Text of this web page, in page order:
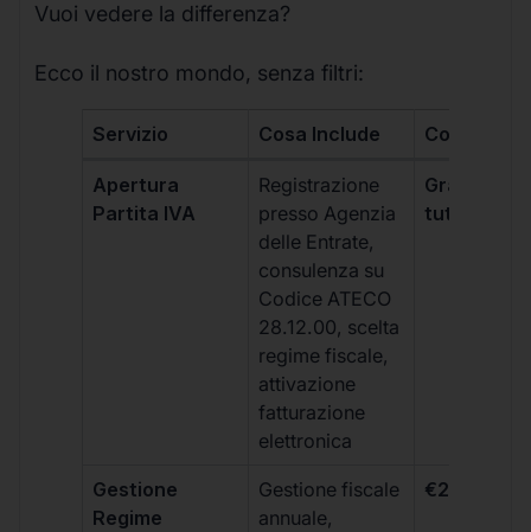
Vuoi vedere la differenza?
Ecco il nostro mondo, senza filtri:
Servizio Cosa Include Costo
Apertura
Partita IVA
Registrazione
presso Agenzia
delle Entrate,
consulenza su
Codice ATECO
28.12.00, scelta
regime fiscale,
attivazione
fatturazione
elettronica
Gratis,
tutti i piani
Gestione
Regime
Gestione fiscale
annuale,
€264 +